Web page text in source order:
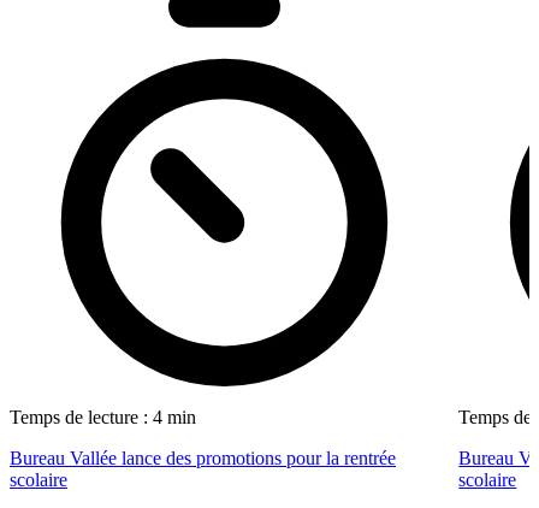
Temps de lecture : 4 min
Bureau Vallée lance des promotions pour la rentrée
scolaire
Temps de
Bureau
scolaire